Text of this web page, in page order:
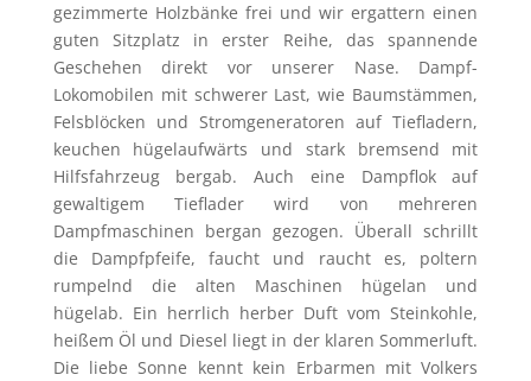
gezimmerte Holzbänke frei und wir ergattern einen
guten Sitzplatz in erster Reihe, das spannende
Geschehen direkt vor unserer Nase. Dampf-
Lokomobilen mit schwerer Last, wie Baumstämmen,
Felsblöcken und Stromgeneratoren auf Tiefladern,
keuchen hügelaufwärts und stark bremsend mit
Hilfsfahrzeug bergab. Auch eine Dampflok auf
gewaltigem Tieflader wird von mehreren
Dampfmaschinen bergan gezogen. Überall schrillt
die Dampfpfeife, faucht und raucht es, poltern
rumpelnd die alten Maschinen hügelan und
hügelab. Ein herrlich herber Duft vom Steinkohle,
heißem Öl und Diesel liegt in der klaren Sommerluft.
Die liebe Sonne kennt kein Erbarmen mit Volkers